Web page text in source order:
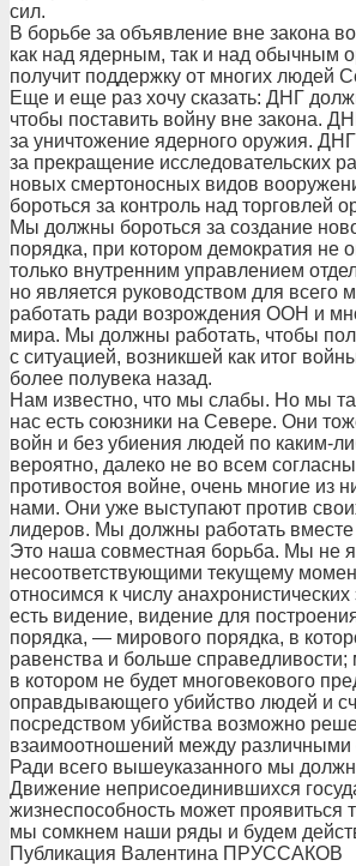
сил.
В борьбе за объявление вне закона
как над ядерным, так и над обычным
получит поддержку от многих людей
Еще и еще раз хочу сказать: ДНГ
чтобы поставить войну вне закона.
за уничтожение ядерного оружия.
за прекращение исследовательских
новых смертоносных видов
бороться за контроль над торговлей
Мы должны бороться за создание
порядка, при котором демократия не
только внутренним управлением
но является руководством для
работать ради возрождения ООН и
мира. Мы должны работать, чтобы
с ситуацией, возникшей как итог
более полувека назад.
Нам известно, что мы слабы. Но мы
нас есть союзники на Севере. Они
войн и без убиения людей по каким-
вероятно, далеко не во всем
противостоя войне, очень многие из
нами. Они уже выступают против
лидеров. Мы должны работать
Это наша совместная борьба. Мы не
несоответствующими текущему
относимся к числу
есть видение, видение для
порядка, — мирового порядка, в
равенства и больше справедливости;
в котором не будет многовекового
оправдывающего убийство людей и
посредством убийства возможно
взаимоотношений между различными
Ради всего вышеуказанного мы
Движение неприсоединившихся
жизнеспособность может проявиться
мы сомкнем наши ряды и будем
Публикация Валентина ПРУССАКОВ